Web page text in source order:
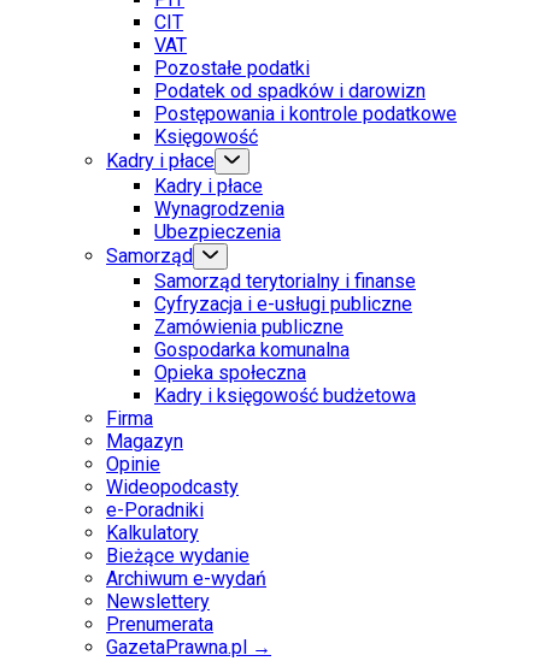
CIT
VAT
Pozostałe podatki
Podatek od spadków i darowizn
Postępowania i kontrole podatkowe
Księgowość
Kadry i płace
Kadry i płace
Wynagrodzenia
Ubezpieczenia
Samorząd
Samorząd terytorialny i finanse
Cyfryzacja i e-usługi publiczne
Zamówienia publiczne
Gospodarka komunalna
Opieka społeczna
Kadry i księgowość budżetowa
Firma
Magazyn
Opinie
Wideopodcasty
e-Poradniki
Kalkulatory
Bieżące wydanie
Archiwum e-wydań
Newslettery
Prenumerata
GazetaPrawna.pl →